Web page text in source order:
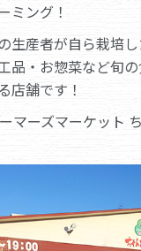
ミング！
生産者が自ら栽培
品・お惣菜など旬
店舗です！
マーズマーケット